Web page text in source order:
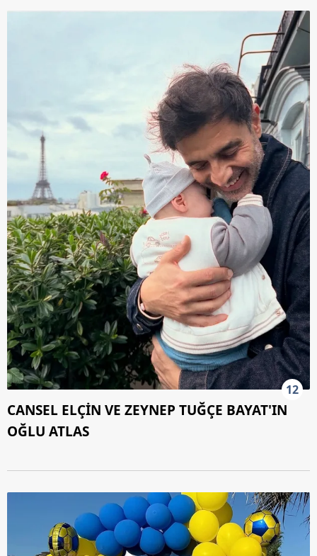
12
CANSEL ELÇİN VE ZEYNEP TUĞÇE BAYAT'IN
OĞLU ATLAS